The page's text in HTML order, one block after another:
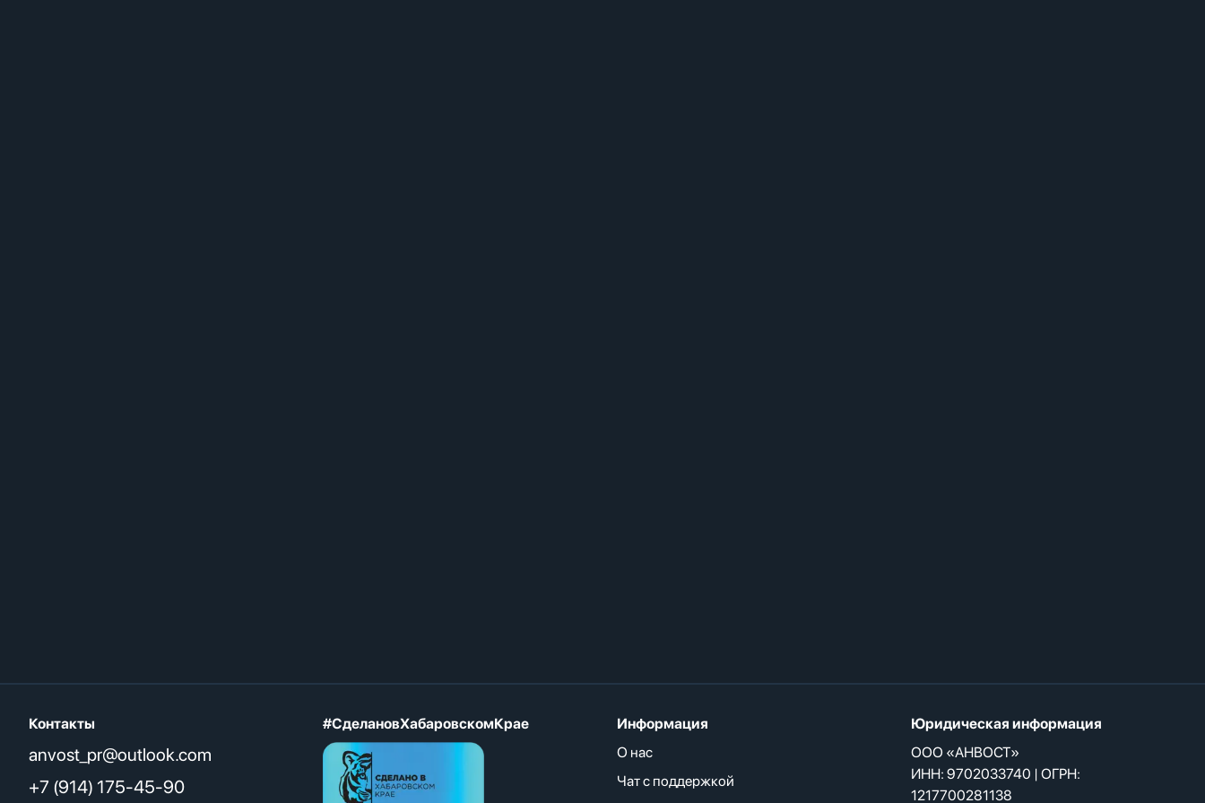
Контакты
anvost_pr@outlook.com
+7 (914) 175-45-90
#СделановХабаровскомКрае
Информация
О нас
Чат с поддержкой
Юридическая информация
ООО «АНВОСТ»
ИНН: 9702033740 | ОГРН:
1217700281138